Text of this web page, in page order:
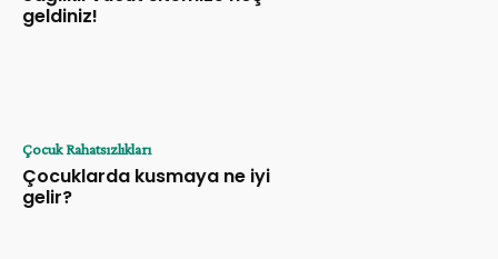
geldiniz!
Çocuk Rahatsızlıkları
Çocuklarda kusmaya ne iyi
gelir?